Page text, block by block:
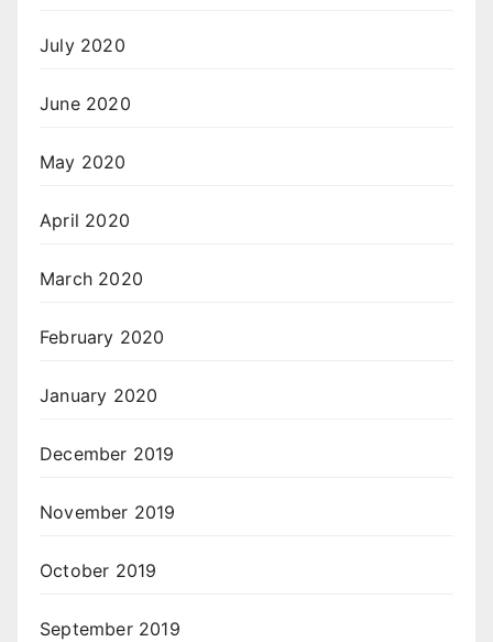
July 2020
June 2020
May 2020
April 2020
March 2020
February 2020
January 2020
December 2019
November 2019
October 2019
September 2019